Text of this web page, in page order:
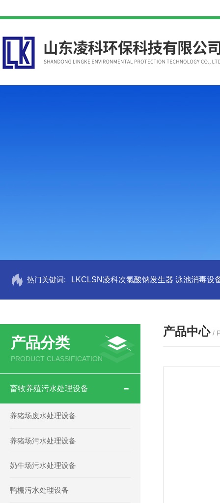
热门关键词: LKCLSN凌科次氯酸钠发生器 泳池消毒设
产品分类
PRODUCT CLASSIFICATION
畜牧养殖污水处理设备
养猪场废水处理设备
养猪场污水处理设备
奶牛场污水处理设备
鸭棚污水处理设备
产品中心 /